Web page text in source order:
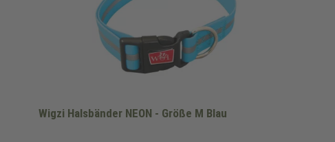
Wigzi Halsbänder NEON - Größe M Blau